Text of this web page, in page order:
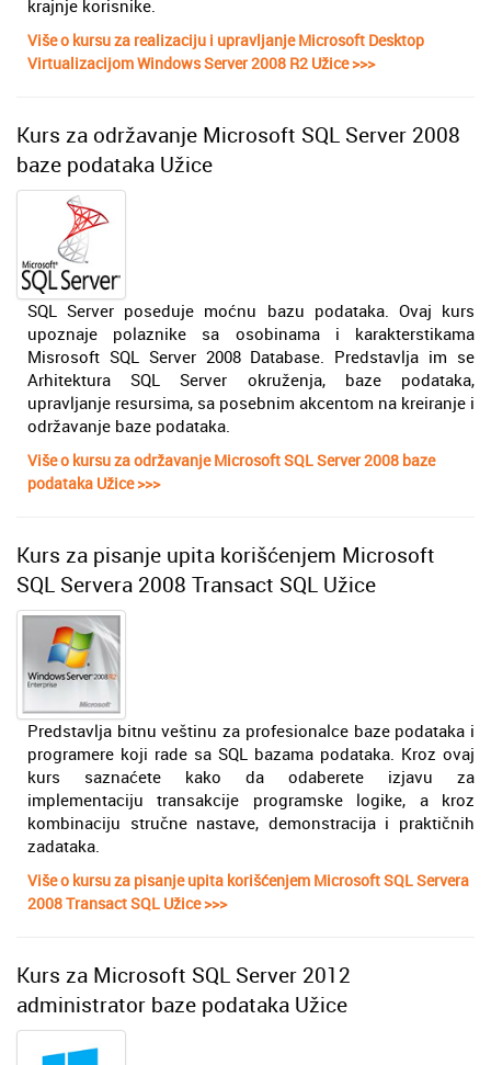
krajnje korisnike.
Više o kursu za realizaciju i upravljanje Microsoft Desktop
Virtualizacijom Windows Server 2008 R2 Užice >>>
Kurs za održavanje Microsoft SQL Server 2008
baze podataka Užice
SQL Server poseduje moćnu bazu podataka. Ovaj kurs
upoznaje polaznike sa osobinama i karakterstikama
Misrosoft SQL Server 2008 Database. Predstavlja im se
Arhitektura SQL Server okruženja, baze podataka,
upravljanje resursima, sa posebnim akcentom na kreiranje i
održavanje baze podataka.
Više o kursu za održavanje Microsoft SQL Server 2008 baze
podataka Užice >>>
Kurs za pisanje upita korišćenjem Microsoft
SQL Servera 2008 Transact SQL Užice
Predstavlja bitnu veštinu za profesionalce baze podataka i
programere koji rade sa SQL bazama podataka. Kroz ovaj
kurs saznaćete kako da odaberete izjavu za
implementaciju transakcije programske logike, a kroz
kombinaciju stručne nastave, demonstracija i praktičnih
zadataka.
Više o kursu za pisanje upita korišćenjem Microsoft SQL Servera
2008 Transact SQL Užice >>>
Kurs za Microsoft SQL Server 2012
administrator baze podataka Užice